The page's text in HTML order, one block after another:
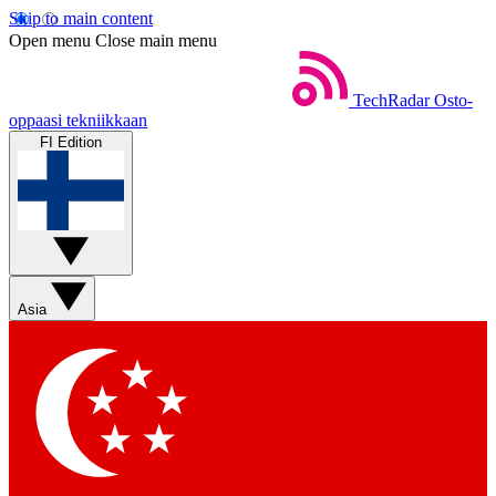
Skip to main content
Open menu Close main menu
TechRadar Osto-
oppaasi tekniikkaan
FI Edition
Asia